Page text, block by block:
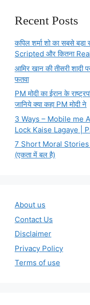
Recent Posts
कपिल शर्मा शो का सबसे बड़ा
Scripted और कितना Real
आमिर खान की तीसरी शादी
फतवा
PM मोदी का ईरान के
जानिये क्या कहा PM मोदी ने
3 Ways – Mobile me
Lock Kaise Lagaye |
7 Short Moral
(एकता में बल है)
About us
Contact Us
Disclaimer
Privacy Policy
Terms of use